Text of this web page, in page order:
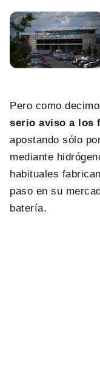
Pero como
serio aviso a los
apostando sólo
mediante
habituales
paso en su
batería.